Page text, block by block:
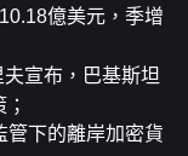
億美元，季增
宣布，巴基斯坦
管下的離岸加密貨